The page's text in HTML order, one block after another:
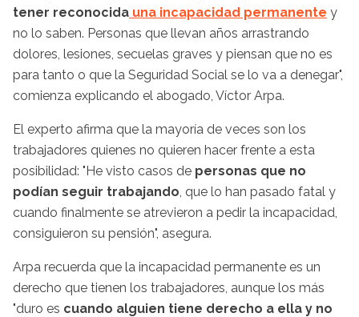
tener reconocida una incapacidad permanente y
no lo saben. Personas que llevan años arrastrando
dolores, lesiones, secuelas graves y piensan que no es
para tanto o que la Seguridad Social se lo va a denegar",
comienza explicando el abogado, Víctor Arpa.
El experto afirma que la mayoría de veces son los
trabajadores quienes no quieren hacer frente a esta
posibilidad: "He visto casos de personas que no
podían seguir trabajando, que lo han pasado fatal y
cuando finalmente se atrevieron a pedir la incapacidad,
consiguieron su pensión", asegura.
Arpa recuerda que la incapacidad permanente es un
derecho que tienen los trabajadores, aunque los más
"duro es cuando alguien tiene derecho a ella y no